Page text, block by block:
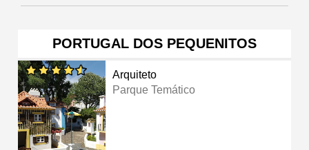
PORTUGAL DOS PEQUENITOS
Arquiteto
Parque Temático